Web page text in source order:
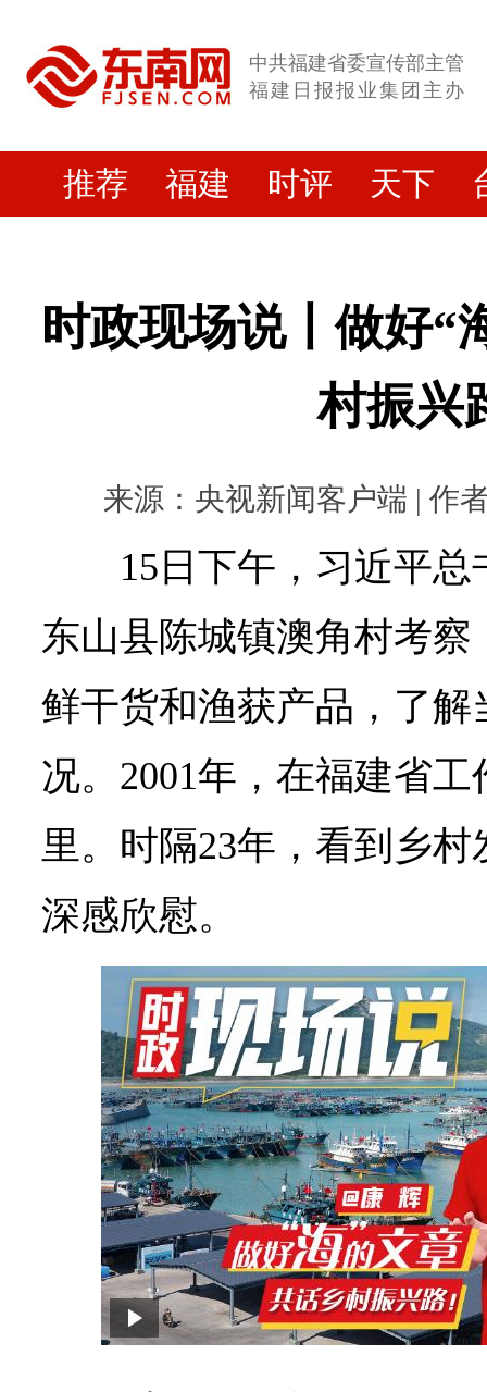
中共福建省委宣传部主管
福建日报报业集团主办
推荐 福建 时评 天下
时政现场说丨做好“
村振兴
来源：央视新闻客户端 | 作
15日下午，习近平
东山县陈城镇澳角村考
鲜干货和渔获产品，了
况。2001年，在福建省
里。时隔23年，看到乡
深感欣慰。